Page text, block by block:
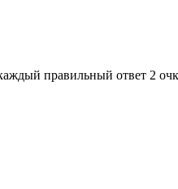
правильный ответ 2